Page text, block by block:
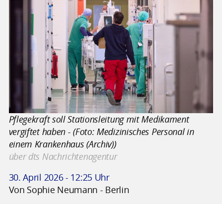
Pflegekraft soll Stationsleitung mit Medikament
vergiftet haben - (Foto: Medizinisches Personal in
einem Krankenhaus (Archiv))
über dts Nachrichtenagentur
30. April 2026 - 12:25 Uhr
Von Sophie Neumann - Berlin